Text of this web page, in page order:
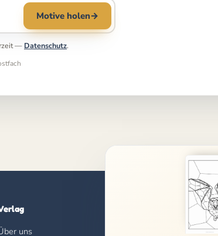
Motive holen→
— Datenschutz.
uns
Rechtliches
Impressum